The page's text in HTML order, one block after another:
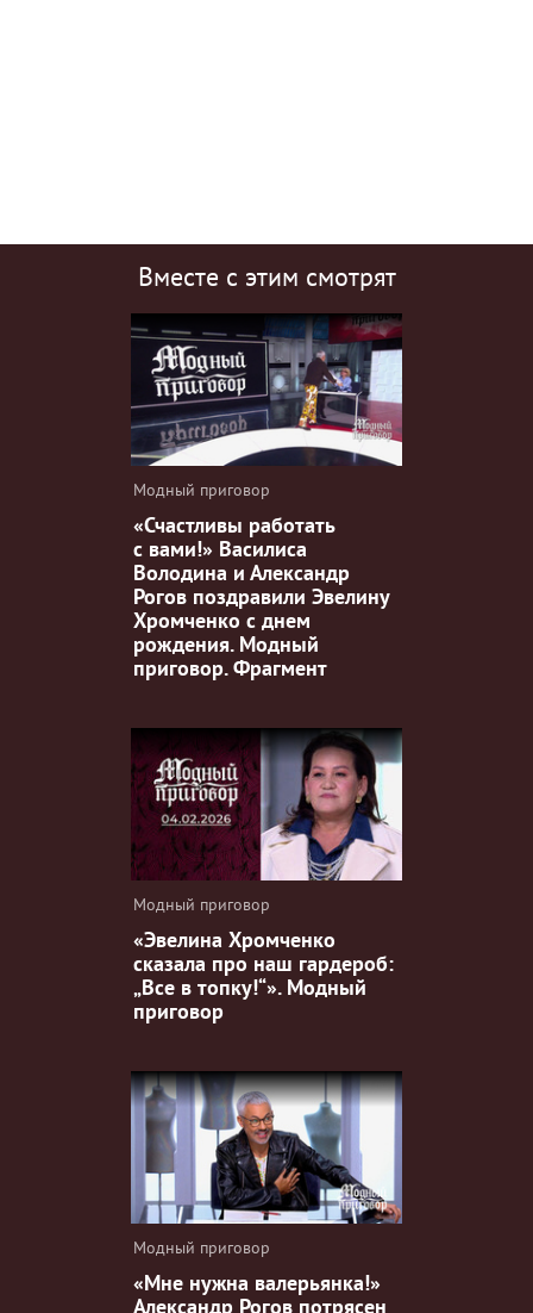
Вместе с этим смотрят
Модный приговор
«Счастливы работать
с вами!» Василиса
Володина и Александр
Рогов поздравили Эвелину
Хромченко с днем
рождения. Модный
приговор. Фрагмент
Модный приговор
«Эвелина Хромченко
сказала про наш гардероб:
„Все в топку!“». Модный
приговор
Модный приговор
«Мне нужна валерьянка!»
Александр Рогов потрясен